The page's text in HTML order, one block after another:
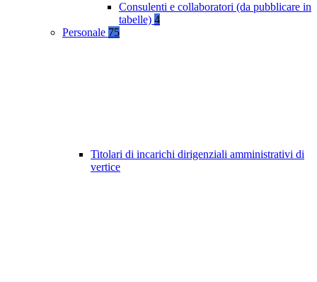
Consulenti e collaboratori (da pubblicare in
tabelle) 4
Personale 75
Titolari di incarichi dirigenziali amministrativi di
vertice